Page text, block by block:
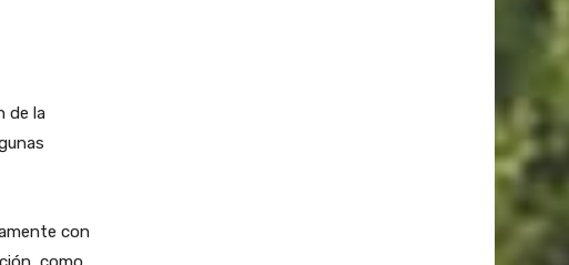
de la
con